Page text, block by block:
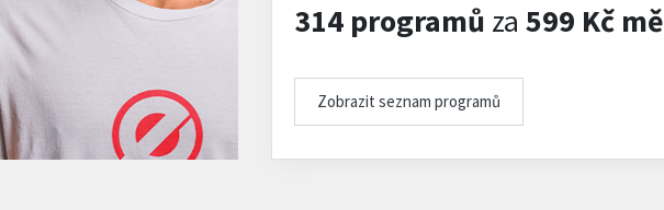
314 programů za 599 Kč
Zobrazit seznam programů